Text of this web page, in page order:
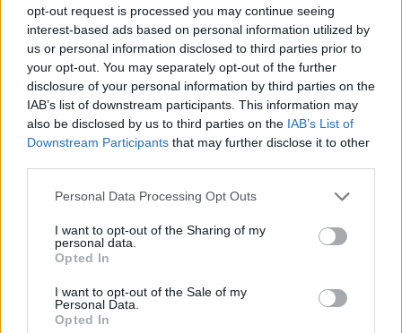
opt-out request is processed you may continue seeing
interest-based ads based on personal information utilized by
us or personal information disclosed to third parties prior to
your opt-out. You may separately opt-out of the further
disclosure of your personal information by third parties on the
IAB’s list of downstream participants. This information may
also be disclosed by us to third parties on the IAB’s List of
Downstream Participants that may further disclose it to other
Personal Data Processing Opt Outs
I want to opt-out of the Sharing of my
personal data.
Opted In
I want to opt-out of the Sale of my
Personal Data.
Opted In
Director: Αλέξανδρος Βραχωρίτης
Περιγραφή Σταθμού
Ο Rock FM 96.9 είναι ένας από τους πιο ιστορικούς
σταθμούς της Αθήνας, εκπέμποντας από το 1989!
Ακούστε στον Rock FM 96.9 τα αγαπημένα σας ροκ
καθορίζει και την μουσική του ταυτότητα. Χωρίς όμως
στον Rock FM 96.9 και στο E-Radio.gr.
Δευτέρας-Παρασκευή
07:00 - 10:00 Αλέξανδρος Βραχωρίτης - Τάσος Καρατζής